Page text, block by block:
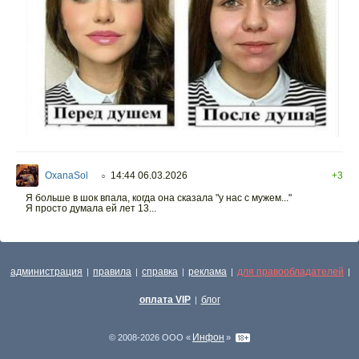
OxanaSol ○ 14:44 06.03.2026
+3
Я больше в шок впала, когда она сказала "у нас с мужем..."
Я просто думала ей лет 13...
администрация | правила | справка | реклама | для правообладателей |
оплата VIP | блог
© 2008-2026 ООО « Инфон »